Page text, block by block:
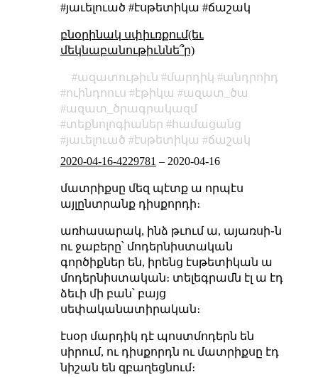
#յաւելուած #էսթետիկա #ճաշակ
բնօրինակ սփիւռքում(եւ
մեկնաբանութիւննե՞ր)
ազատութիւն մարդիկ
անդրոիդ
ուինդոուս
էթիկա
ազատ_ծա
ազատ_ծրագրակազմ
տեքնոլոգիաներ
համացանց
յաւելուած
էսթետիկա
ճաշակ
2020-04-16-4229781 – 2020-04-16
մատրիքսը մեզ պէտք ա որպէս
այլընտրանք դիսքորդի։
առհասարակ, ինձ թւում ա, այառսի֊ն
ու ջաբերը՝ մոդերնիստական
գործիքներ են, իրենց էսթետիկան ա
մոդերնիստական։ տելեգրամն էլ ա էդ
ձեւի մի բան՝ բայց
սեփականատիրական։
էսօր մարդիկ դէ պոստմոդերն են
սիրում, ու դիսքորդն ու մատրիքսը էդ
նիշան են զբաղեցնում։